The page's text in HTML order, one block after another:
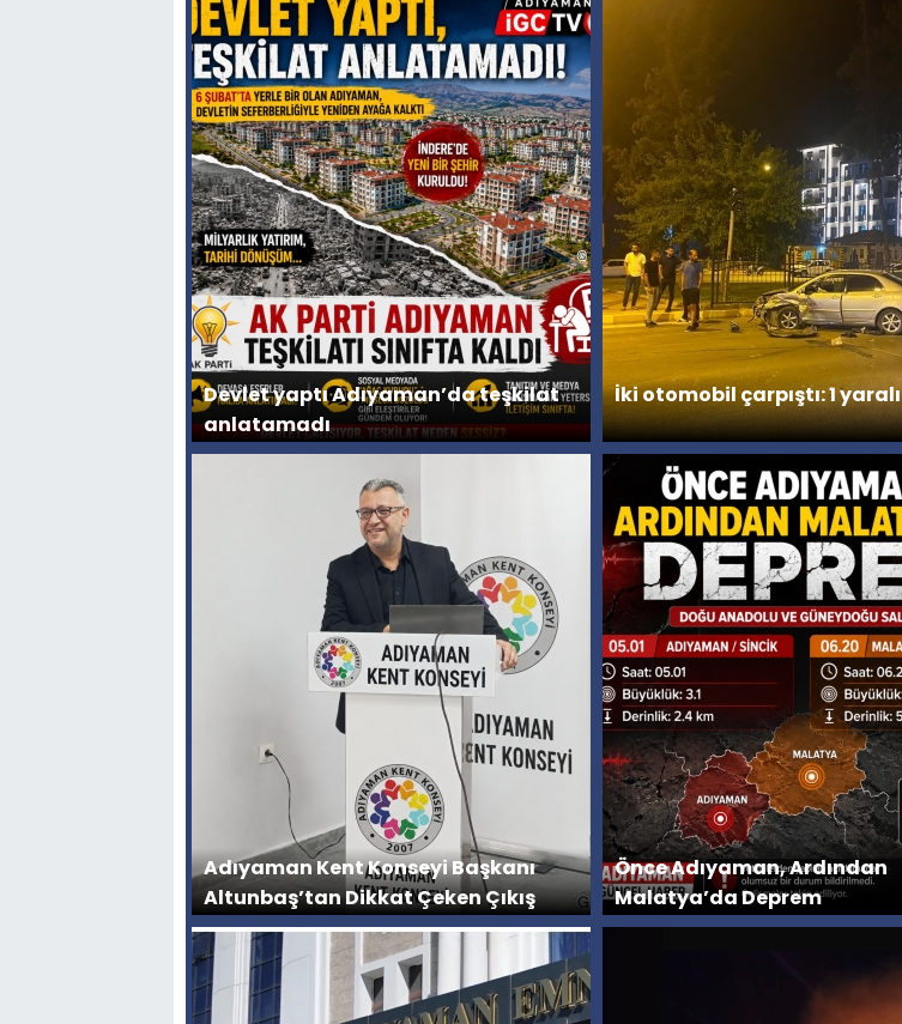
Devlet yaptı Adıyaman’da teşkilat
anlatamadı
İki otomobil çarpıştı: 1 yaralı
Adıyaman Kent Konseyi Başkanı
Altunbaş’tan Dikkat Çeken Çıkış
Önce Adıyaman, Ardından
Malatya’da Deprem